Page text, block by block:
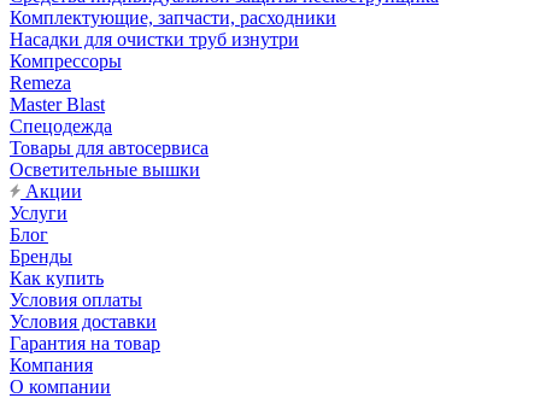
Комплектующие, запчасти, расходники
Насадки для очистки труб изнутри
Компрессоры
Remeza
Master Blast
Спецодежда
Товары для автосервиса
Осветительные вышки
Акции
Услуги
Блог
Бренды
Как купить
Условия оплаты
Условия доставки
Гарантия на товар
Компания
О компании